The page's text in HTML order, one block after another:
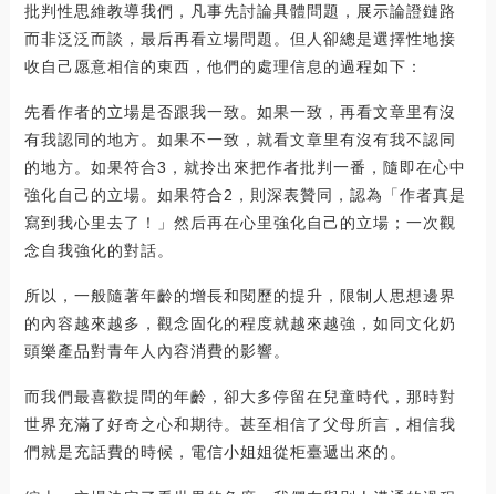
批判性思維教導我們，凡事先討論具體問題，展示論證鏈路
而非泛泛而談，最后再看立場問題。但人卻總是選擇性地接
收自己愿意相信的東西，他們的處理信息的過程如下：
先看作者的立場是否跟我一致。如果一致，再看文章里有沒
有我認同的地方。如果不一致，就看文章里有沒有我不認同
的地方。如果符合3，就拎出來把作者批判一番，隨即在心中
強化自己的立場。如果符合2，則深表贊同，認為「作者真是
寫到我心里去了！」然后再在心里強化自己的立場；一次觀
念自我強化的對話。
所以，一般隨著年齡的增長和閱歷的提升，限制人思想邊界
的內容越來越多，觀念固化的程度就越來越強，如同文化奶
頭樂產品對青年人內容消費的影響。
而我們最喜歡提問的年齡，卻大多停留在兒童時代，那時對
世界充滿了好奇之心和期待。甚至相信了父母所言，相信我
們就是充話費的時候，電信小姐姐從柜臺遞出來的。